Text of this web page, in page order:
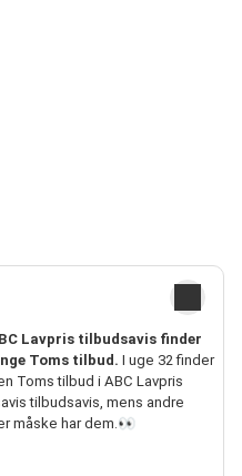
Lavpris tilbudsavis finder
Toms tilbud. I uge 32 finder
Toms tilbud i ABC Lavpris
tilbudsavis, mens andre
måske har dem.👀